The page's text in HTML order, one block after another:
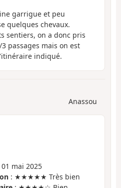
garrigue et peu
quelques chevaux.
sentiers, on a donc pris
passages mais on est
indiqué.
Anassou
01 mai 2025
: ★★★★★ Très bien